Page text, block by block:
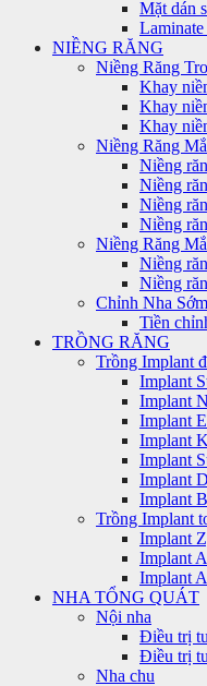
Mặt dán
NIỀNG RĂNG
Niềng Răng
Khay
Khay
Khay
Niềng Răng
Niềng
Niềng
Niềng
Niềng
Niềng Răng
Niềng
Niềng
Chỉnh Nha
Tiền
TRỒNG RĂNG
Trồng Implant
Implant
Implant
Implant
Implant
Implant
Implant
Implant
Trồng Implant
Implant
Implant
Implant
NHA TỔNG QUÁT
Nội nha
Điều trị
Điều trị
Nha chu